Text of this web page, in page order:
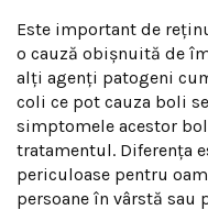
Este important de
o cauză obișnuită de
alți agenți patogeni
coli ce pot cauza boli
simptomele acestor
tratamentul. Diferența
periculoase pentru
persoane în vârstă sau